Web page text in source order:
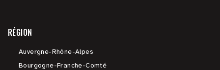
RÉGION
Auvergne-Rhône-Alpes
Bourgogne-Franche-Comté